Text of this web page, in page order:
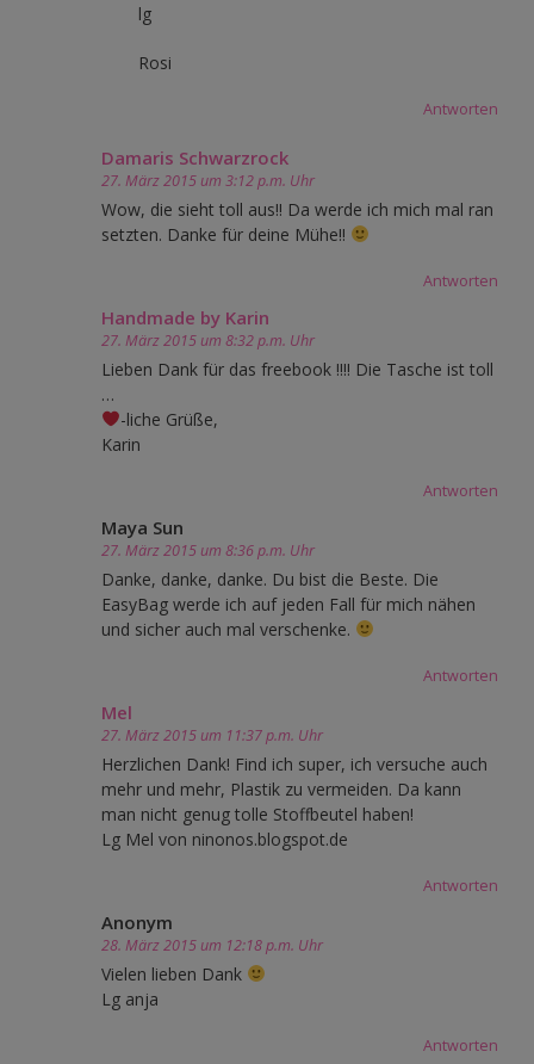
lg
Rosi
Antworten
Damaris Schwarzrock
27. März 2015 um 3:12 p.m. Uhr
Wow, die sieht toll aus!! Da werde ich mich mal ran
setzten. Danke für deine Mühe!!
Antworten
Handmade by Karin
27. März 2015 um 8:32 p.m. Uhr
Lieben Dank für das freebook !!!! Die Tasche ist toll
…
-liche Grüße,
Karin
Antworten
Maya Sun
27. März 2015 um 8:36 p.m. Uhr
Danke, danke, danke. Du bist die Beste. Die
EasyBag werde ich auf jeden Fall für mich nähen
und sicher auch mal verschenke.
Antworten
Mel
27. März 2015 um 11:37 p.m. Uhr
Herzlichen Dank! Find ich super, ich versuche auch
mehr und mehr, Plastik zu vermeiden. Da kann
man nicht genug tolle Stoffbeutel haben!
Lg Mel von ninonos.blogspot.de
Antworten
Anonym
28. März 2015 um 12:18 p.m. Uhr
Vielen lieben Dank
Lg anja
Antworten